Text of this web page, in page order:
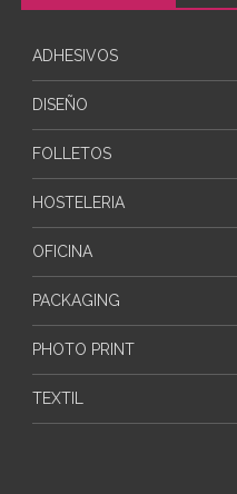
ADHESIVOS
DISEÑO
FOLLETOS
HOSTELERIA
OFICINA
PACKAGING
PHOTO PRINT
TEXTIL